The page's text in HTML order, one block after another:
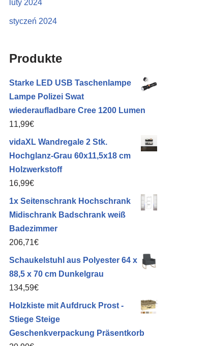
luty 2024
styczeń 2024
Produkte
Starke LED USB Taschenlampe
Lampe Polizei Swat
wiederaufladbare Cree 1200 Lumen
11,99€
vidaXL Wandregale 2 Stk.
Hochglanz-Grau 60x11,5x18 cm
Holzwerkstoff
16,99€
1x Seitenschrank Hochschrank
Midischrank Badschrank weiß
Badezimmer
206,71€
Schaukelstuhl aus Polyester 64 x
88,5 x 70 cm Dunkelgrau
134,59€
Holzkiste mit Aufdruck Prost -
Stiege Steige
Geschenkverpackung Präsentkorb